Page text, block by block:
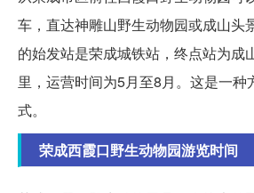
车，直达神雕山野生动物园或成山头
的始发站是荣成城铁站，终点站为成
里，运营时间为5月至8月。这是一种
式。
荣成西霞口野生动物园游览时间